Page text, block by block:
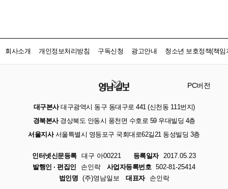
회사소개 개인정보처리방침 구독신청 광고안내 청소년 보호정책(책임
PC버전
대구본사대구광역시 동구 동대구로 441 (신천동 111번지)
경북본사경상북도 안동시 풍천면 수호로 59 우대빌딩 4층
서울지사서울특별시 영등포구 국회대로62길21 동성빌딩 3층
인터넷신문등록 대구 아00221 등록일자
2017.05.23
발행인 · 편집인
손인락 사업자등록번호 502-81-25414
법인명 (주)영남일보 대표자 손인락